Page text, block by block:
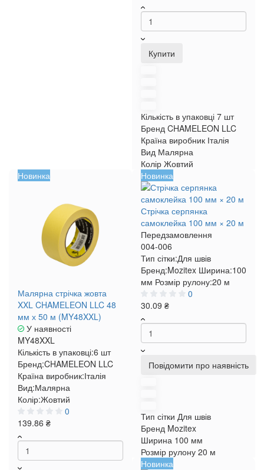
Купити
Кількість в упаковці 7 шт
Бренд CHAMELEON LLC
Країна виробник Італія
Вид Малярна
Колір Жовтий
Новинка
Малярна стрічка жовта
XXL CHAMELEON LLC 48
мм х 50 м (MY48XXL)
У наявності
MY48XXL
Кількість в упаковці:6 шт
Бренд:CHAMELEON LLC
Країна виробник:Італія
Вид:Малярна
Колір:Жовтий
0
139.86 ₴
Новинка
Стрічка серпянка
самоклейка 100 мм × 20 м
Передзамовлення
004-006
Тип сітки:Для швів
Бренд:Mozitex Ширина:100
мм Розмір рулону:20 м
0
30.09 ₴
Повідомити про наявність
Тип сітки Для швів
Бренд Mozitex
Ширина 100 мм
Розмір рулону 20 м
Новинка